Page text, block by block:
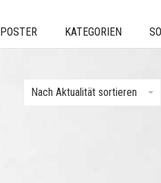
POSTER KATEGORIEN
Nach Aktualität sortieren